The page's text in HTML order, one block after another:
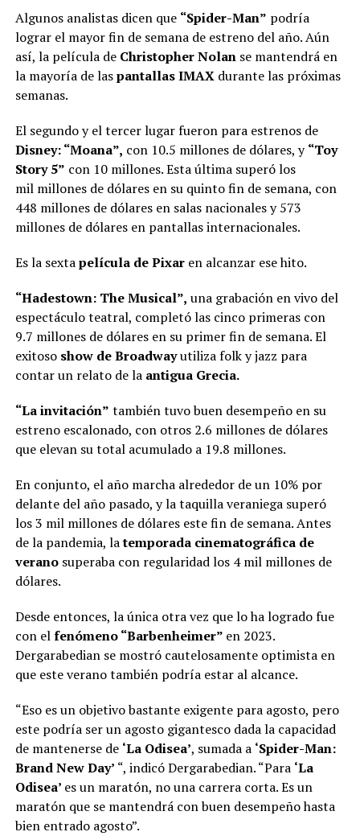
Algunos analistas dicen que “Spider-Man” podría
lograr el mayor fin de semana de estreno del año. Aún
así, la película de Christopher Nolan se mantendrá en
la mayoría de laspantallas IMAX durante las próximas
semanas.
El segundo y el tercer lugar fueron para estrenos de
Disney: “Moana”, con 10.5 millones de dólares, y“Toy
Story 5” con 10 millones. Esta última superó los
mil millones de dólares en su quinto fin de semana, con
448 millones de dólares en salas nacionales y 573
millones de dólares en pantallas internacionales.
Es la sextapelícula de Pixaren alcanzar ese hito.
“Hadestown: The Musical”, una grabación en vivo del
espectáculo teatral, completó las cinco primeras con
9.7 millones de dólares en su primer fin de semana. El
exitososhow de Broadwayutiliza folk y jazz para
contar un relato de la antigua Grecia.
“La invitación” también tuvo buen desempeño en su
estreno escalonado, con otros 2.6 millones de dólares
que elevan su total acumulado a 19.8 millones.
En conjunto, el año marcha alrededor de un 10% por
delante del año pasado, y la taquilla veraniega superó
los 3 mil millones de dólares este fin de semana. Antes
de la pandemia, latemporada cinematográfica de
verano superaba con regularidad los 4 mil millones de
dólares.
Desde entonces, la única otra vez que lo ha logrado fue
con elfenómeno “Barbenheimer” en 2023.
Dergarabedian se mostró cautelosamente optimista en
que este verano también podría estar al alcance.
“Eso es un objetivo bastante exigente para agosto, pero
este podría ser un agosto gigantesco dada la capacidad
de mantenerse de ‘La Odisea’, sumada a ‘Spider-Man:
Brand New Day’ “, indicó Dergarabedian. “Para ‘La
Odisea’ es un maratón, no una carrera corta. Es un
maratón que se mantendrá con buen desempeño hasta
bien entrado agosto”.